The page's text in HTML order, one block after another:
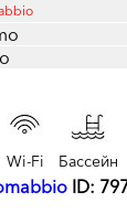
Wi-Fi Бассейн
ID: